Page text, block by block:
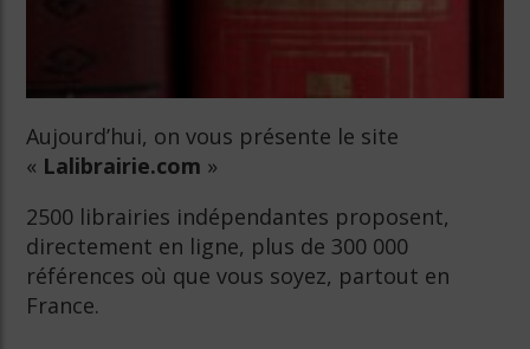
Aujourd’hui, on vous présente le site
« Lalibrairie.com »
2500 librairies indépendantes proposent,
directement en ligne, plus de 300 000
références où que vous soyez, partout en
France.